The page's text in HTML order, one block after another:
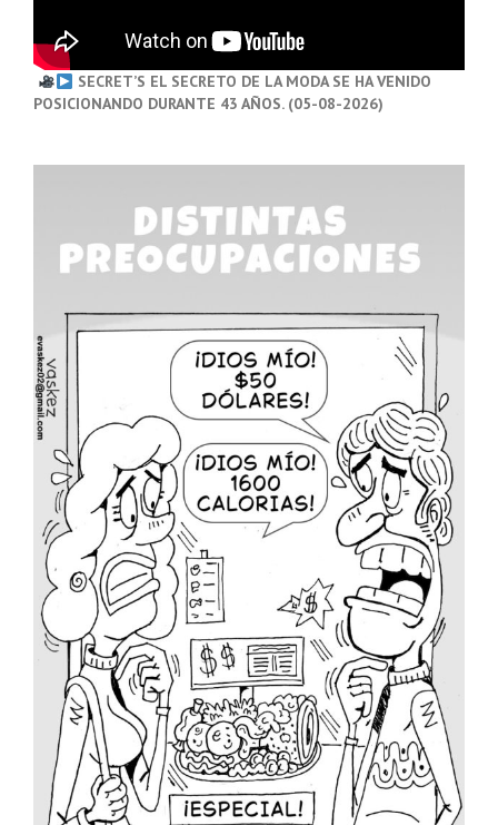
SECRET’S EL SECRETO DE LA MODA SE HA VENIDO
POSICIONANDO DURANTE 43 AÑOS. (05-08-2026)